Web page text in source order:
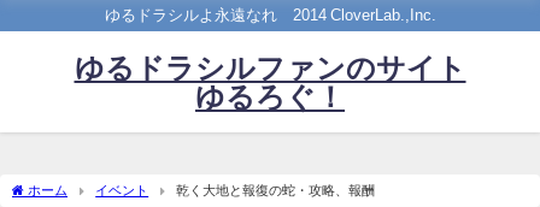
ゆるドラシルよ永遠なれ©2014 CloverLab.,Inc.
ゆるドラシルファンのサイト
ゆるろぐ！
ホーム イベント 乾く大地と報復の蛇・攻略、報酬